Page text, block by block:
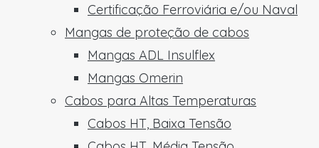
Certificação Ferroviária e/ou Naval
Mangas de proteção de cabos
Mangas ADL Insulflex
Mangas Omerin
Cabos para Altas Temperaturas
Cabos HT, Baixa Tensão